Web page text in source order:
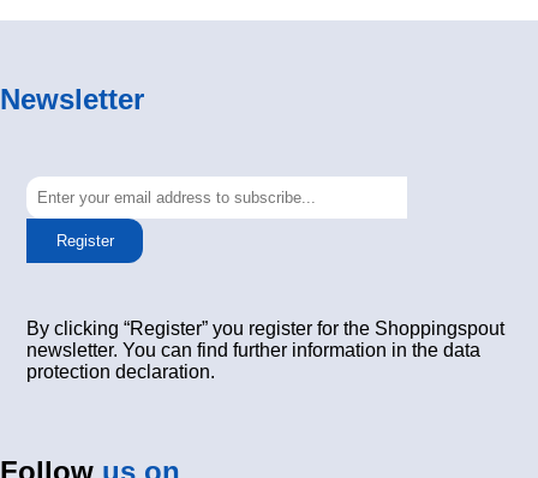
Newsletter
Register
By clicking “Register” you register for the Shoppingspout
newsletter. You can find further information in the data
protection declaration.
Follow us on